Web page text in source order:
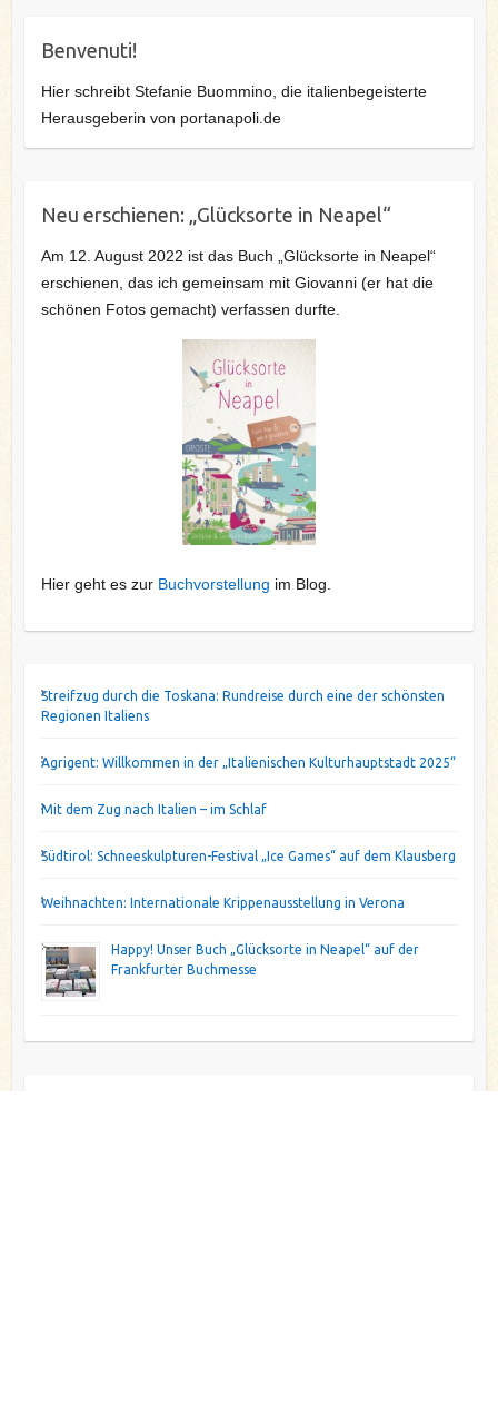
Benvenuti!
Hier schreibt Stefanie Buommino, die italienbegeisterte
Herausgeberin von portanapoli.de
Neu erschienen: „Glücksorte in Neapel“
Am 12. August 2022 ist das Buch „Glücksorte in Neapel“
erschienen, das ich gemeinsam mit Giovanni (er hat die
schönen Fotos gemacht) verfassen durfte.
Hier geht es zur Buchvorstellung im Blog.
Streifzug durch die Toskana: Rundreise durch eine der schönsten
Regionen Italiens
Agrigent: Willkommen in der „Italienischen Kulturhauptstadt 2025“
Mit dem Zug nach Italien – im Schlaf
Südtirol: Schneeskulpturen-Festival „Ice Games“ auf dem Klausberg
Weihnachten: Internationale Krippenausstellung in Verona
Happy! Unser Buch „Glücksorte in Neapel“ auf der
Frankfurter Buchmesse